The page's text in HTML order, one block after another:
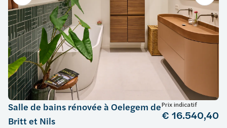
Salle de bains rénovée à Oelegem de
Britt et Nils
Prix indicatif
€ 16.540,40